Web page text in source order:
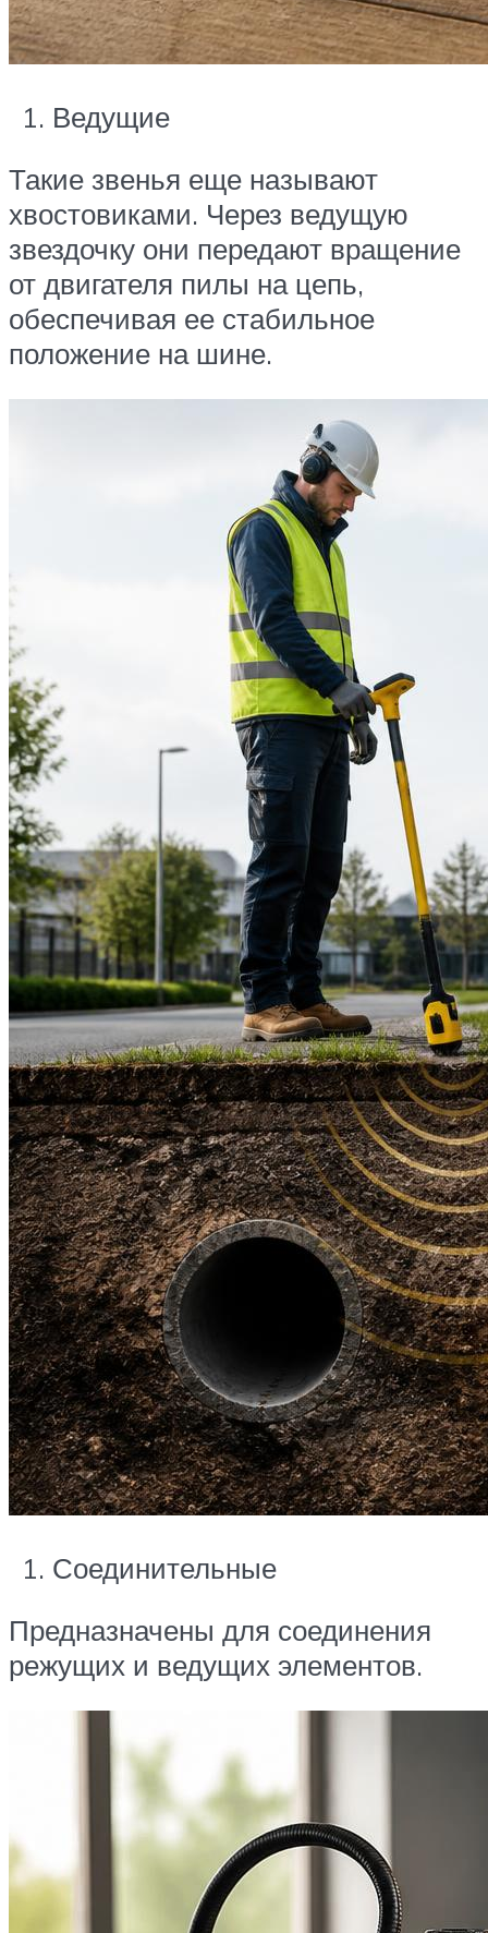
Ведущие
Такие звенья еще называют
хвостовиками. Через ведущую
звездочку они передают вращение
от двигателя пилы на цепь,
обеспечивая ее стабильное
положение на шине.
Соединительные
Предназначены для соединения
режущих и ведущих элементов.